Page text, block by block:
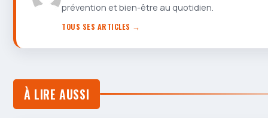
prévention et bien-être au quotidien.
TOUS SES ARTICLES →
À LIRE AUSSI